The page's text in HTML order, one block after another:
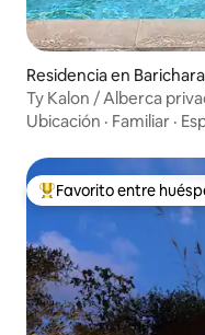
Residencia en Barichara
Ty Kalon / Alberca
Ubicación · Familiar ·
De los mejores en
Favorito entre